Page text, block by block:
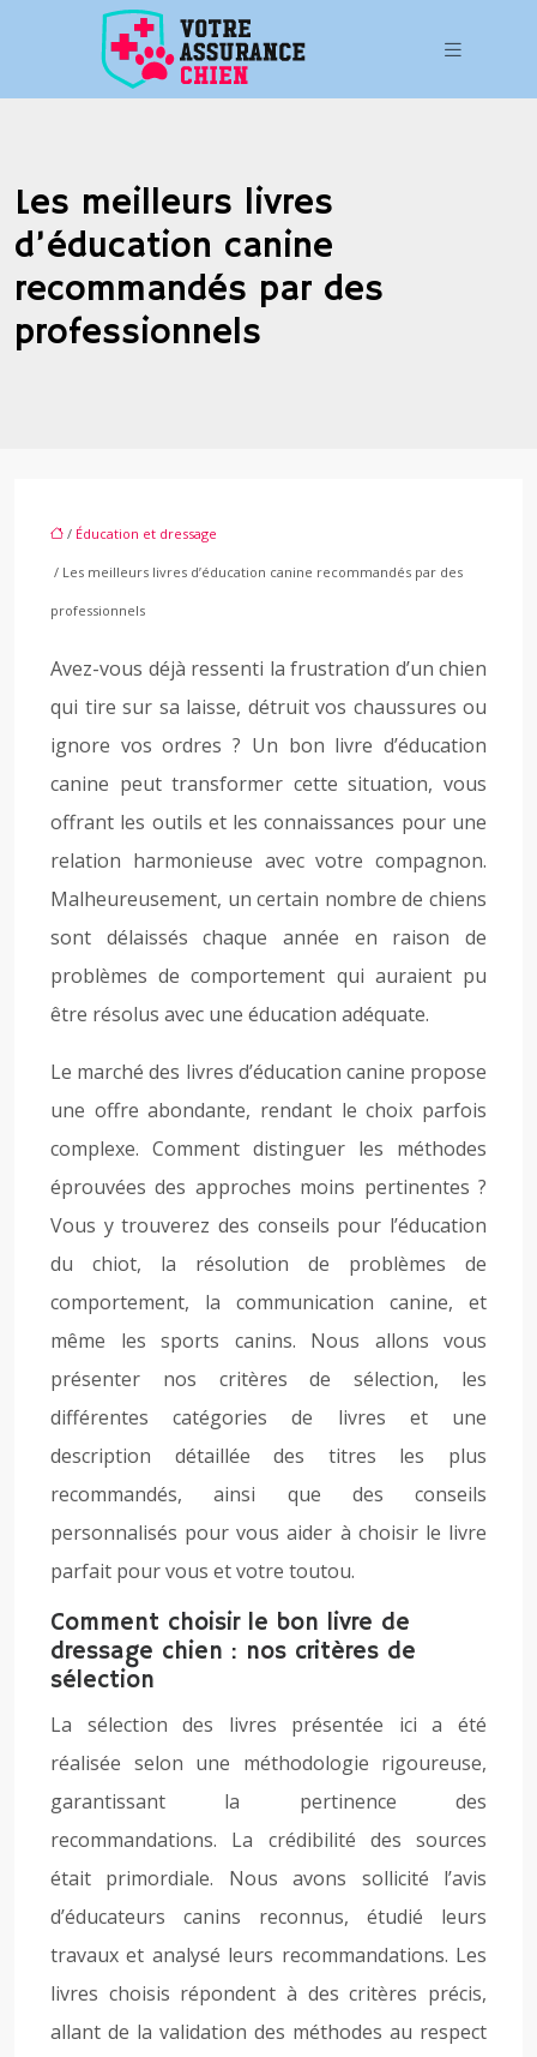
Les meilleurs livres
d’éducation canine
recommandés par des
professionnels
/ Éducation et dressage
/ Les meilleurs livres d’éducation canine recommandés par des
professionnels
Avez-vous déjà ressenti la frustration d’un chien
qui tire sur sa laisse, détruit vos chaussures ou
ignore vos ordres ? Un bon livre d’éducation
canine peut transformer cette situation, vous
offrant les outils et les connaissances pour une
relation harmonieuse avec votre compagnon.
Malheureusement, un certain nombre de chiens
sont délaissés chaque année en raison de
problèmes de comportement qui auraient pu
être résolus avec une éducation adéquate.
Le marché des livres d’éducation canine propose
une offre abondante, rendant le choix parfois
complexe. Comment distinguer les méthodes
éprouvées des approches moins pertinentes ?
Vous y trouverez des conseils pour l’éducation
du chiot, la résolution de problèmes de
comportement, la communication canine, et
même les sports canins. Nous allons vous
présenter nos critères de sélection, les
différentes catégories de livres et une
description détaillée des titres les plus
recommandés, ainsi que des conseils
personnalisés pour vous aider à choisir le livre
parfait pour vous et votre toutou.
Comment choisir le bon livre de
dressage chien : nos critères de
sélection
La sélection des livres présentée ici a été
réalisée selon une méthodologie rigoureuse,
garantissant la pertinence des
recommandations. La crédibilité des sources
était primordiale. Nous avons sollicité l’avis
d’éducateurs canins reconnus, étudié leurs
travaux et analysé leurs recommandations. Les
livres choisis répondent à des critères précis,
allant de la validation des méthodes au respect